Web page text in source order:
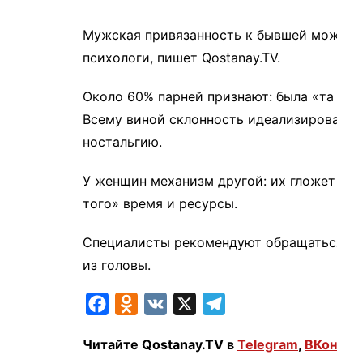
Мужская привязанность к бывшей
психологи, пишет Qostanay.TV.
Около 60% парней признают: была
Всему виной склонность
ностальгию.
У женщин механизм другой: их
того» время и ресурсы.
Специалисты рекомендуют
из головы.
c
n
l
Читайте Qostanay.TV в Telegram,